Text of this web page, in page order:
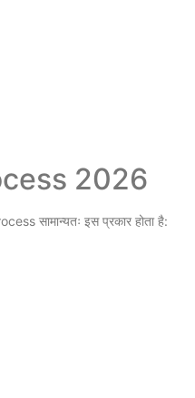
2026
सामान्यतः इस प्रकार होता है: